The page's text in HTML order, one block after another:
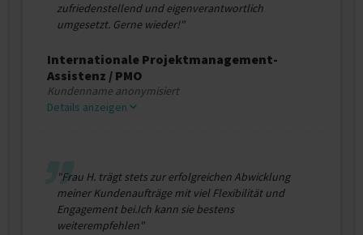
zufriedenstellend und eigenverantwortlich
umgesetzt. Gerne wieder!"
Internationale Projektmanagement-
Assistenz / PMO
Kundenname anonymisiert
Details anzeigen
"Frau H. trägt stets zur erfolgreichen Abwicklung
meiner Kundenaufträge mit viel Flexibilität und
Engagement bei.Ich kann sie bestens
weiterempfehlen"